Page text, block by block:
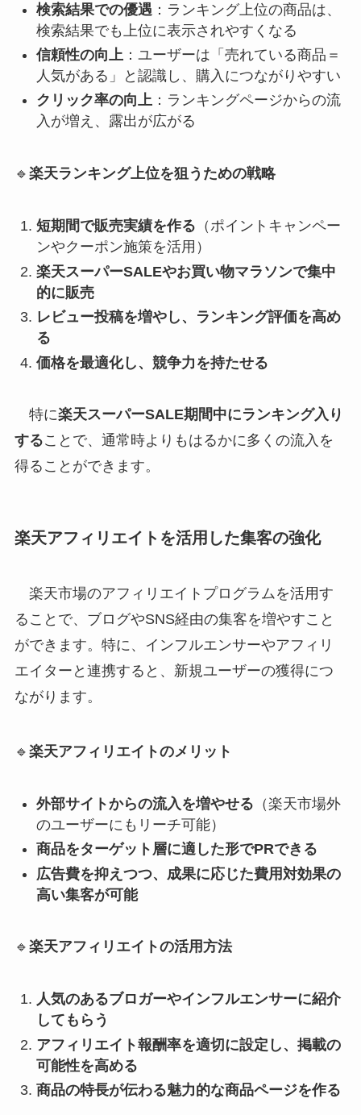
検索結果での優遇 ：ランキング上位の商品は、
検索結果でも上位に表示されやすくなる
信頼性の向上：ユーザーは「売れている商品＝
人気がある」と認識し、購入につながりやすい
クリック率の向上：ランキングページからの流
入が増え、露出が広がる
🔹 楽天ランキング上位を狙うための戦略
短期間で販売実績を作る （ポイントキャンペー
ンやクーポン施策を活用）
楽天スーパーSALEやお買い物マラソンで集中
的に販売
レビュー投稿を増やし、ランキング評価を高め
る
価格を最適化し、競争力を持たせる
特に楽天スーパーSALE期間中にランキング入り
することで、通常時よりもはるかに多くの流入を
得ることができます。
楽天アフィリエイトを活用した集客の強化
楽天市場のアフィリエイトプログラムを活用す
ることで、ブログやSNS経由の集客を増やすこと
ができます。特に、インフルエンサーやアフィリ
エイターと連携すると、新規ユーザーの獲得につ
ながります。
🔹 楽天アフィリエイトのメリット
外部サイトからの流入を増やせる （楽天市場外
のユーザーにもリーチ可能）
商品をターゲット層に適した形でPRできる
広告費を抑えつつ、成果に応じた費用対効果の
高い集客が可能
🔹 楽天アフィリエイトの活用方法
人気のあるブロガーやインフルエンサーに紹介
してもらう
アフィリエイト報酬率を適切に設定し、掲載の
可能性を高める
商品の特長が伝わる魅力的な商品ページを作る